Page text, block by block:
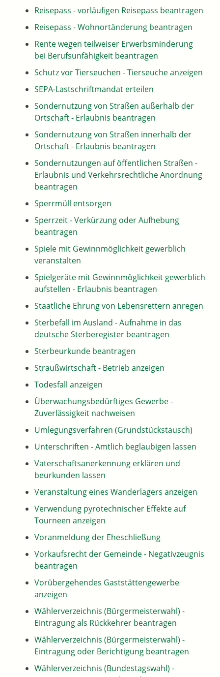
Reisepass - vorläufigen Reisepass beantragen
Reisepass - Wohnortänderung beantragen
Rente wegen teilweiser Erwerbsminderung
bei Berufsunfähigkeit beantragen
Schutz vor Tierseuchen - Tierseuche anzeigen
SEPA-Lastschriftmandat erteilen
Sondernutzung von Straßen außerhalb der
Ortschaft - Erlaubnis beantragen
Sondernutzung von Straßen innerhalb der
Ortschaft - Erlaubnis beantragen
Sondernutzungen auf öffentlichen Straßen -
Erlaubnis und Verkehrsrechtliche Anordnung
beantragen
Sperrmüll entsorgen
Sperrzeit - Verkürzung oder Aufhebung
beantragen
Spiele mit Gewinnmöglichkeit gewerblich
veranstalten
Spielgeräte mit Gewinnmöglichkeit gewerblich
aufstellen - Erlaubnis beantragen
Staatliche Ehrung von Lebensrettern anregen
Sterbefall im Ausland - Aufnahme in das
deutsche Sterberegister beantragen
Sterbeurkunde beantragen
Straußwirtschaft - Betrieb anzeigen
Todesfall anzeigen
Überwachungsbedürftiges Gewerbe -
Zuverlässigkeit nachweisen
Umlegungsverfahren (Grundstückstausch)
Unterschriften - Amtlich beglaubigen lassen
Vaterschaftsanerkennung erklären und
beurkunden lassen
Veranstaltung eines Wanderlagers anzeigen
Verwendung pyrotechnischer Effekte auf
Tourneen anzeigen
Voranmeldung der Eheschließung
Vorkaufsrecht der Gemeinde - Negativzeugnis
beantragen
Vorübergehendes Gaststättengewerbe
anzeigen
Wählerverzeichnis (Bürgermeisterwahl) -
Eintragung als Rückkehrer beantragen
Wählerverzeichnis (Bürgermeisterwahl) -
Eintragung oder Berichtigung beantragen
Wählerverzeichnis (Bundestagswahl) -